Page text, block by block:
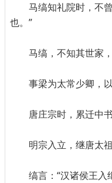
马缟知礼院时，不
也。”
马缟，不知其世家
事梁为太常少卿，
唐庄宗时，累迁中
明宗入立，继唐太
缟言：“汉诸侯王